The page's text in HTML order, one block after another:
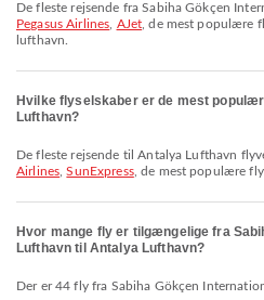
De fleste rejsende fra Sabiha Gökçen
Pegasus Airlines AJet , de mest populære
lufthavn.
Hvilke flyselskaber er de mest
Lufthavn?
De fleste rejsende til Antalya Lufthavn
Airlines ,SunExpress, de mest populære
Hvor mange fly er tilgængelige fra
Lufthavn til Antalya Lufthavn?
Der er 44 fly fra Sabiha Gökçen